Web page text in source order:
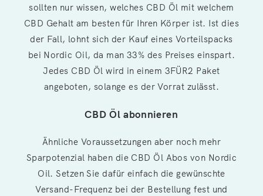
sollten nur wissen, welches CBD Öl mit welchem
CBD Gehalt am besten für Ihren Körper ist. Ist dies
der Fall, lohnt sich der Kauf eines Vorteilspacks
bei Nordic Oil, da man 33% des Preises einspart.
Jedes CBD Öl wird in einem 3FÜR2 Paket
angeboten, solange es der Vorrat zulässt.
CBD Öl abonnieren
Ähnliche Voraussetzungen aber noch mehr
Sparpotenzial haben die CBD Öl Abos von Nordic
Oil. Setzen Sie dafür einfach die gewünschte
Versand-Frequenz bei der Bestellung fest und